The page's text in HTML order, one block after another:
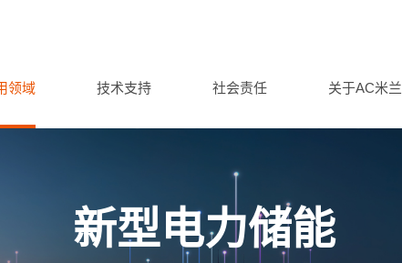
领域 技术支持 社会责任 关于AC米兰
新型电力储能